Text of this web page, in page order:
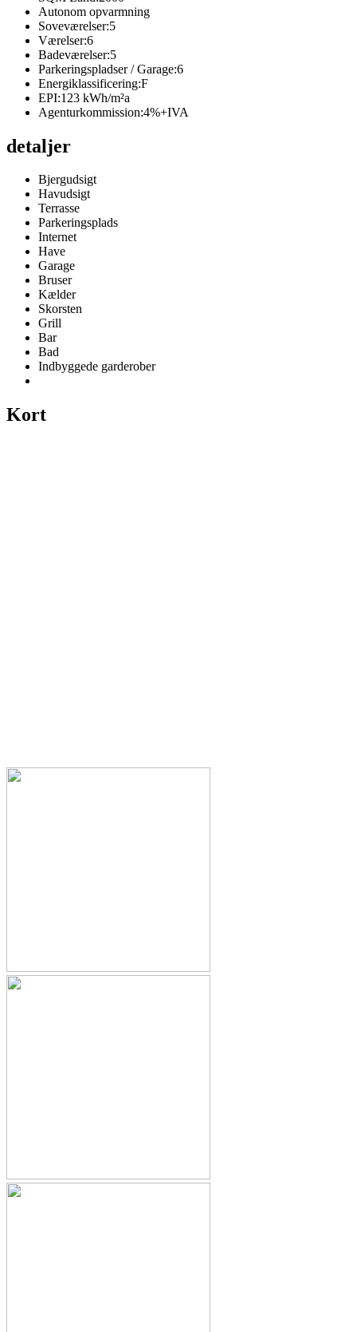
Autonom opvarmning
Soveværelser:5
Værelser:6
Badeværelser:5
Parkeringspladser / Garage:6
Energiklassificering:F
EPI:123 kWh/m²a
Agenturkommission:4%+IVA
detaljer
Bjergudsigt
Havudsigt
Terrasse
Parkeringsplads
Internet
Have
Garage
Bruser
Kælder
Skorsten
Grill
Bar
Bad
Indbyggede garderober
Kort